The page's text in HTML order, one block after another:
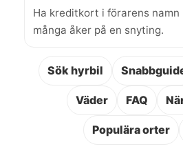
Ha kreditkort i förarens
många åker på en snyting.
Sök hyrbil
Väder FAQ
Populära orter